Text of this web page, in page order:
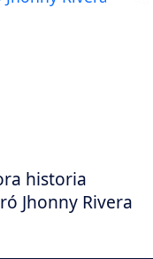
historia
Jhonny Rivera